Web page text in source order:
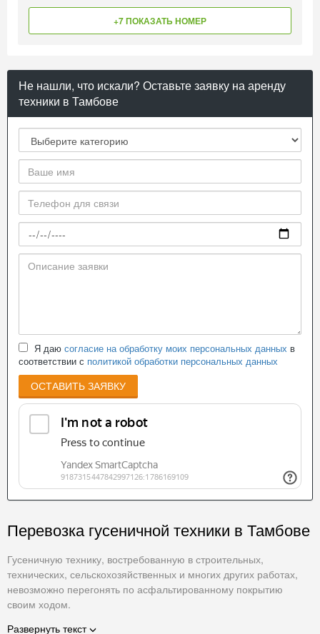
+7 ПОКАЗАТЬ НОМЕР
Не нашли, что искали? Оставьте заявку на аренду
техники в Тамбове
Я даю согласие на обработку моих персональных данных в
соответствии с политикой обработки персональных данных
ОСТАВИТЬ ЗАЯВКУ
Перевозка гусеничной техники в Тамбове
Гусеничную технику, востребованную в строительных,
технических, сельскохозяйственных и многих других работах,
невозможно перегонять по асфальтированному покрытию
своим ходом.
По окончании работ в одном месте, возникает необходимость
Развернуть текст